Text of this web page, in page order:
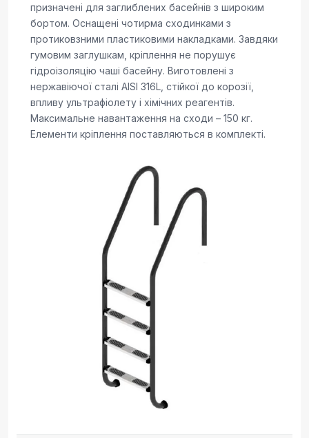
призначені для заглиблених басейнів з широким
бортом. Оснащені чотирма сходинками з
протиковзними пластиковими накладками. Завдяки
гумовим заглушкам, кріплення не порушує
гідроізоляцію чаші басейну. Виготовлені з
нержавіючої сталі AISI 316L, стійкої до корозії,
впливу ультрафіолету і хімічних реагентів.
Максимальне навантаження на сходи – 150 кг.
Елементи кріплення поставляються в комплекті.